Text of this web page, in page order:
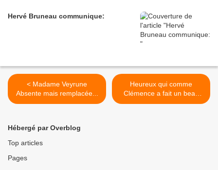
Hervé Bruneau communique:
< Madame Veyrune
Absente mais remplacée...
Heureux qui comme
Clémence a fait un beau
voyage... >
Hébergé par Overblog
Top articles
Pages